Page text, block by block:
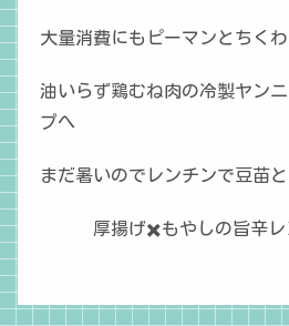
大量消費にもピーマンとちく
油いらず鶏むね肉の冷製ヤン
プへ
まだ暑いのでレンチンで豆苗
厚揚げ✖️もやしの旨辛レ